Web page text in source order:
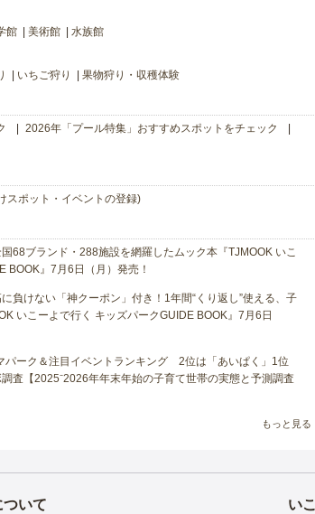
館 美術館 水族館
いちご狩り 果物狩り・収穫体験
2026年「プール特集」おすすめスポットをチェック
スポット・イベントの登録)
68ブランド・288施設を網羅したムック本『TJMOOK いこ
BOOK』7月6日（月）発売！
負けない「神クーポン」付き！1年間“くり返し”使える、子
いこーよで行く キッズパークGUIDE BOOK』7月6日
パーク＆注目イベントランキング 2位は「あいぱく」1位
査【2025⁻2026年年末年始の子育て世帯の実態と予測調査
もっと見る
ついて い